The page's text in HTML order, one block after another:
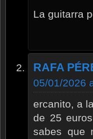
La guitarra
RAFA
05/01/2026
ercanito, a
de 25
sabes que